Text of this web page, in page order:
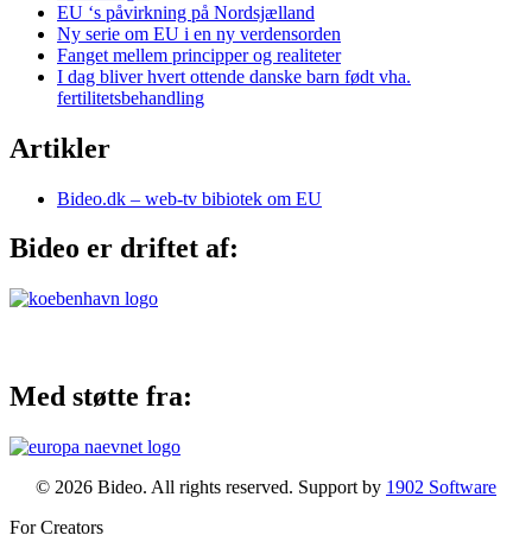
EU ‘s påvirkning på Nordsjælland
Ny serie om EU i en ny verdensorden
Fanget mellem principper og realiteter
I dag bliver hvert ottende danske barn født vha.
fertilitetsbehandling
Artikler
Bideo.dk – web-tv bibiotek om EU
Bideo er driftet af:
Med støtte fra:
© 2026 Bideo. All rights reserved. Support by 1902 Software
For Creators